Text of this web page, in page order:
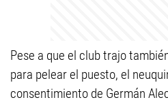
Pese a que el club trajo
para pelear el puesto, el
consentimiento de Germán